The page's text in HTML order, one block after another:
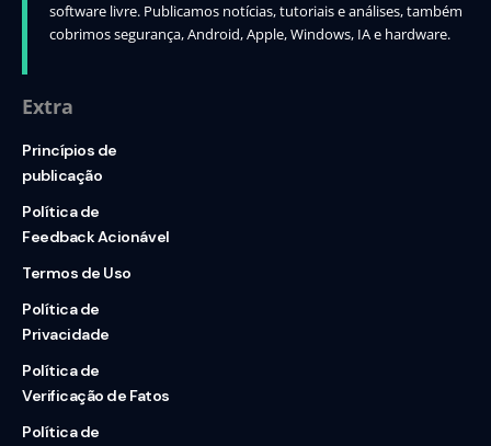
software livre. Publicamos notícias, tutoriais e análises, também
cobrimos segurança, Android, Apple, Windows, IA e hardware.
Extra
Princípios de
publicação
Política de
Feedback Acionável
Termos de Uso
Política de
Privacidade
Política de
Verificação de Fatos
Política de